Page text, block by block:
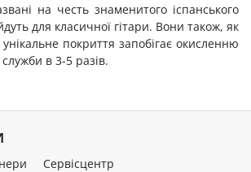
на честь знаменитого іспанського
для класичної гітари. Вони також, як
покриття запобігає окисленню
в 3-5 разів.
Сервісцентр